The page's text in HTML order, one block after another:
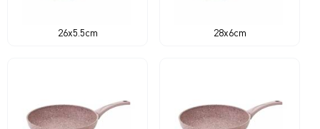
26x5.5cm 28x6cm